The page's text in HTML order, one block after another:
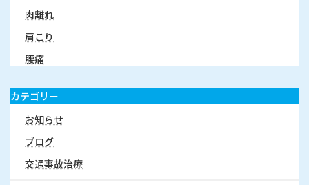
肉離れ
肩こり
腰痛
カテゴリー
お知らせ
ブログ
交通事故治療